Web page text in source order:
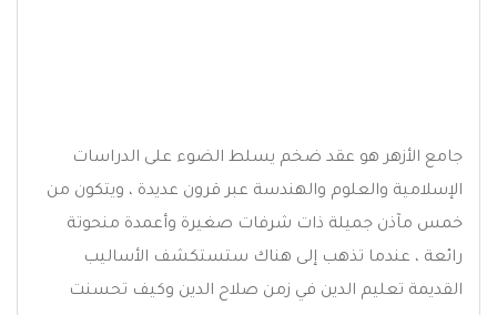
جامع الأزهر هو عقد ضخم يسلط الضوء على الدراسات
الإسلامية والعلوم والهندسة عبر قرون عديدة ، ويتكون من
خمس مآذن جميلة ذات شرفات صغيرة وأعمدة منحوتة
رائعة ، عندما تذهب إلى هناك ستستكشف الأساليب
القديمة تعليم الدين في زمن صلاح الدين وكيف تحسنت